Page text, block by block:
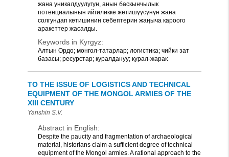
жана уникалдуулугун, анын баскынчылык
потенциалынын ийгиликке жетишүүсүнүн жана
солгундап кетишинин себептерин жаңыча кароого
аракеттер жасалды.
Keywords in Kyrgyz:
Алтын Ордо; монгол-татарлар; логистика; чийки зат
базасы; ресурстар; куралдануу; курал-жарак
TO THE ISSUE OF LOGISTICS AND TECHNICAL
EQUIPMENT OF THE MONGOL ARMIES OF THE
XIII CENTURY
Yanshin S.V.
Abstract in English:
Despite the paucity and fragmentation of archaeological
material, historians claim a sufficient degree of technical
equipment of the Mongol armies. A rational approach to the